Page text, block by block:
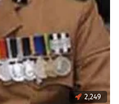
2,249